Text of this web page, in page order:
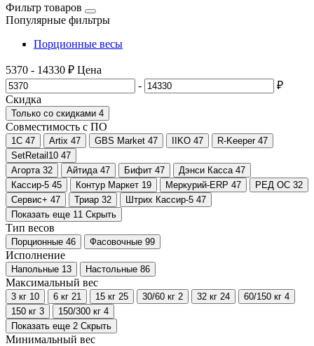
Фильтр товаров
Популярные фильтры
Порционные весы
5370 - 14330 ₽ Цена
-
₽
Скидка
Только со cкидками 4
Совместимость с ПО
1С 47 Artix 47 GBS Market 47 IIKO 47 R-Keeper 47
SetRetail10 47
Агорта 32 Айтида 47 Бифит 47 Дэнси Касса 47
Кассир-5 45 Контур Маркет 19 Меркурий-ERP 47 РЕД ОС 32
Сервис+ 47 Триар 32 Штрих Кассир-5 47
Показать еще 11 Скрыть
Тип весов
Порционные 46 Фасовочные 99
Исполнение
Напольные 13 Настольные 86
Максимальный вес
3 кг 10 6 кг 21 15 кг 25 30/60 кг 2 32 кг 24 60/150 кг 4
150 кг 3 150/300 кг 4
Показать еще 2 Скрыть
Минимальный вес